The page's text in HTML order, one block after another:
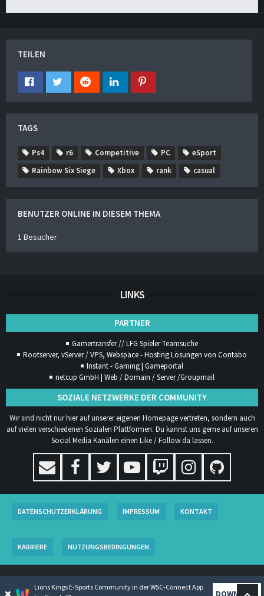
TEILEN
TAGS
Ps4 r6 Competitive PC
eSport
Rainbow Six Siege
Xbox rank casual
BENUTZER ONLINE IN DIESEM THEMA
1 Besucher
LINKS
PARTNER
Gamertransfer // LFG Spieler Teamsuche
Rootserver, vServer / VPS, Webspace - Hosting Lösungen von Contabo
Instant - Gaming | Gameportal
netcup GmbH | Web / Domain / Server /Groupmail
SOZIALE NETZWERKE DER COMMUNITY
Wir sind nicht nur hier auf unserer eigenen Homepage vertreten, sondern auch
auf vielen verschiedenen Sozialen Plattformen. Du kannst uns gerne auf unseren
Social Media Kanälen einen Like / Follow da lassen.
DATENSCHUTZERKLÄRUNG IMPRESSUM KONTAKT
KARRIERE NUTZUNGSBEDINGUNGEN
COMMUNITY-DESIGN: COMMUNITYVONSK-DESIGNZ.DE
Lions Kings E-Sports Community in der WSC-Connect App
DOWNLOAD